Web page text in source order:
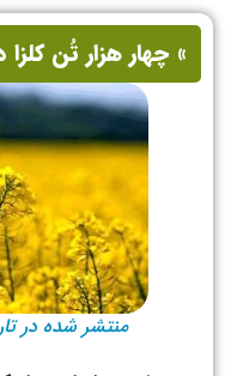
» چهار هزار تُن
منتشر شده در تاریخ